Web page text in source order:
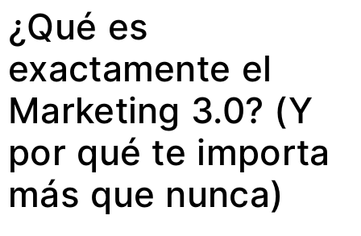
¿Qué es
exactamente el
Marketing 3.0? (Y
por qué te importa
más que nunca)